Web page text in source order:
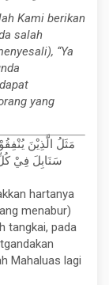
Kami berikan
salah
“Ya
yang
مَثَلُ الَّذِيْنَ
سَنَابِلَ فِيْ
hartanya
menabur)
tangkai, pada
Mahaluas lagi